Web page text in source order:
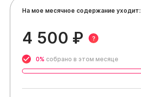
На мое месячное содержание уходит:
4 500 ₽ ?
0% собрано в этом месяце